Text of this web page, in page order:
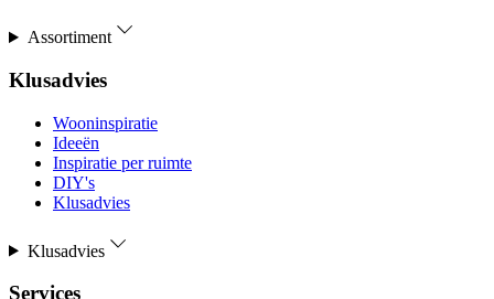
Assortiment
Klusadvies
Wooninspiratie
Ideeën
Inspiratie per ruimte
DIY's
Klusadvies
Klusadvies
Services